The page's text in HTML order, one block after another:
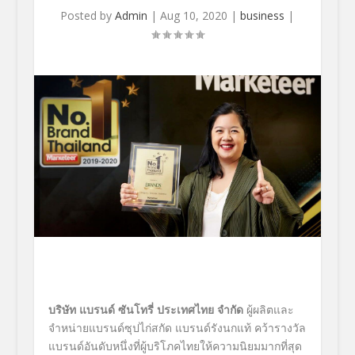
Posted byAdmin |Aug 10, 2020 |business |
บริษัท แบรนด์ ซันโทรี่ ประเทศไทย จำกัด ผู้ผลิตและ
จำหน่ายแบรนด์ซุปไก่สกัด แบรนด์รังนกแท้ คว้ารางวัล
แบรนด์อันดับหนึ่งที่ผู้บริโภคไทยให้ความนิยมมากที่สุด